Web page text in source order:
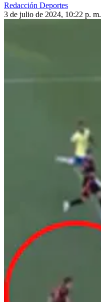
Redacción Deportes
3 de julio de 2024, 10:22 p. m.